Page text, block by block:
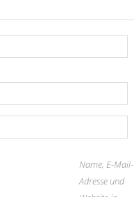
Name, E-Mail-
Adresse und